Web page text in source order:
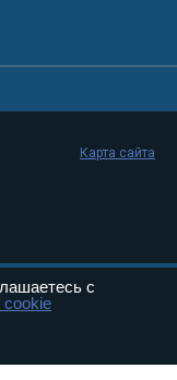
Карта сайта
с
cookie